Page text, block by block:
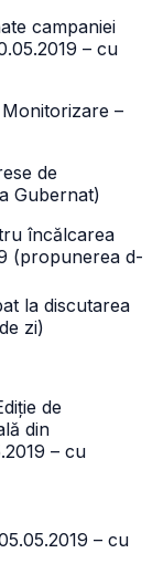
campaniei
– cu
–
de
Gubernat)
încălcarea
(propunerea d-
la discutarea
zi)
de
din
– cu
– cu